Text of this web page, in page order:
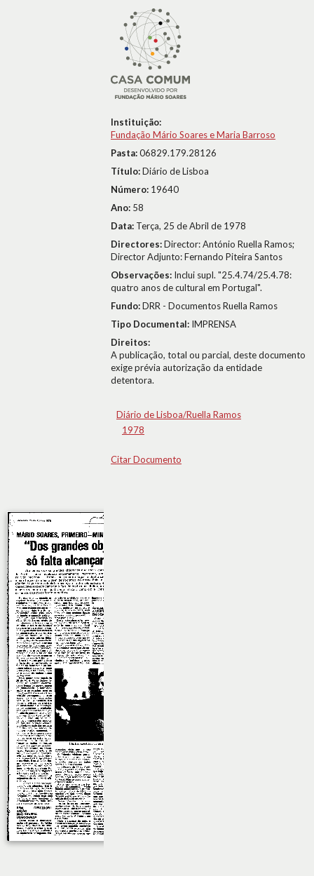
Instituição:
Fundação Mário Soares e Maria Barroso
Pasta:06829.179.28126
Título:Diário de Lisboa
Número: 19640
Ano: 58
Data: Terça, 25 de Abril de 1978
Directores:Director: António Ruella Ramos;
Director Adjunto: Fernando Piteira Santos
Observações: Inclui supl. "25.4.74/25.4.78:
quatro anos de cultural em Portugal".
Fundo:DRR - Documentos Ruella Ramos
Tipo Documental: IMPRENSA
Direitos:
A publicação, total ou parcial, deste documento
exige prévia autorização da entidade
detentora.
Diário de Lisboa/Ruella Ramos
1978
Citar Documento